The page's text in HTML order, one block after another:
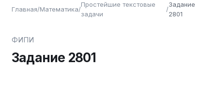
Главная/Математика/
Простейшие текстовые
задачи
/
Задание
2801
ФИПИ
Задание 2801